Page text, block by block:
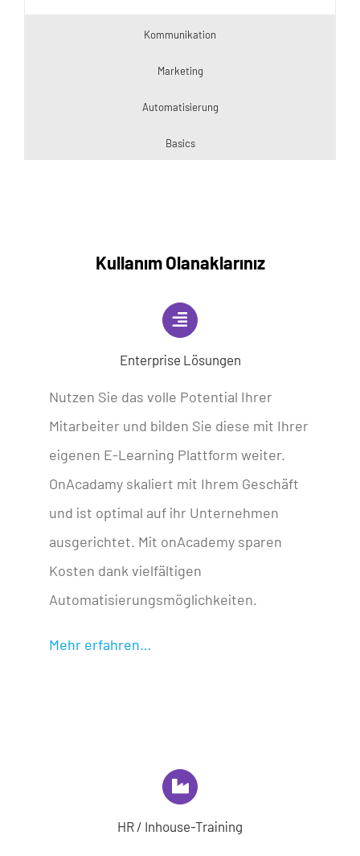
Kommunikation
Marketing
Automatisierung
Basics
Kullanım Olanaklarınız
Enterprise Lösungen
Nutzen Sie das volle Potential Ihrer
Mitarbeiter und bilden Sie diese mit Ihrer
eigenen E-Learning Plattform weiter.
OnAcadamy skaliert mit Ihrem Geschäft
und ist optimal auf ihr Unternehmen
ausgerichtet. Mit onAcademy sparen
Kosten dank vielfältigen
Automatisierungsmöglichkeiten.
Mehr erfahren…
HR / Inhouse-Training